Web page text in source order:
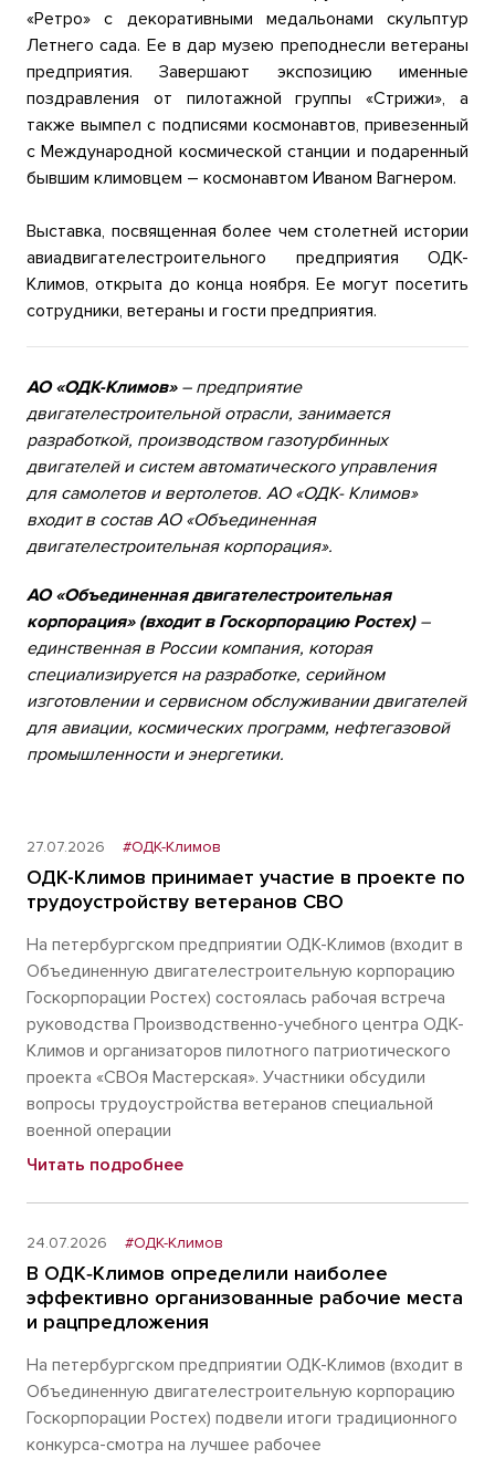
«Ретро» с декоративными медальонами скульптур
Летнего сада. Ее в дар музею преподнесли ветераны
предприятия. Завершают экспозицию именные
поздравления от пилотажной группы «Стрижи», а
также вымпел с подписями космонавтов, привезенный
с Международной космической станции и подаренный
бывшим климовцем – космонавтом Иваном Вагнером.
Выставка, посвященная более чем столетней истории
авиадвигателестроительного предприятия ОДК-
Климов, открыта до конца ноября. Ее могут посетить
сотрудники, ветераны и гости предприятия.
АО «ОДК-Климов»– предприятие
двигателестроительной отрасли, занимается
разработкой, производством газотурбинных
двигателей и систем автоматического управления
для самолетов и вертолетов. АО «ОДК- Климов»
входит в состав АО «Объединенная
двигателестроительная корпорация».
АО «Объединенная двигателестроительная
корпорация» (входит в Госкорпорацию Ростех)–
единственная в России компания, которая
специализируется на разработке, серийном
изготовлении и сервисном обслуживании двигателей
для авиации, космических программ, нефтегазовой
промышленности и энергетики.
27.07.2026 #ОДК-Климов
ОДК-Климов принимает участие в проекте по
трудоустройству ветеранов СВО
На петербургском предприятии ОДК-Климов (входит в
Объединенную двигателестроительную корпорацию
Госкорпорации Ростех) состоялась рабочая встреча
руководства Производственно-учебного центра ОДК-
Климов и организаторов пилотного патриотического
проекта «СВОя Мастерская». Участники обсудили
вопросы трудоустройства ветеранов специальной
военной операции
Читать подробнее
24.07.2026 #ОДК-Климов
В ОДК‑Климов определили наиболее
эффективно организованные рабочие места
и рацпредложения
На петербургском предприятии ОДК-Климов (входит в
Объединенную двигателестроительную корпорацию
Госкорпорации Ростех) подвели итоги традиционного
конкурса-смотра на лучшее рабочее